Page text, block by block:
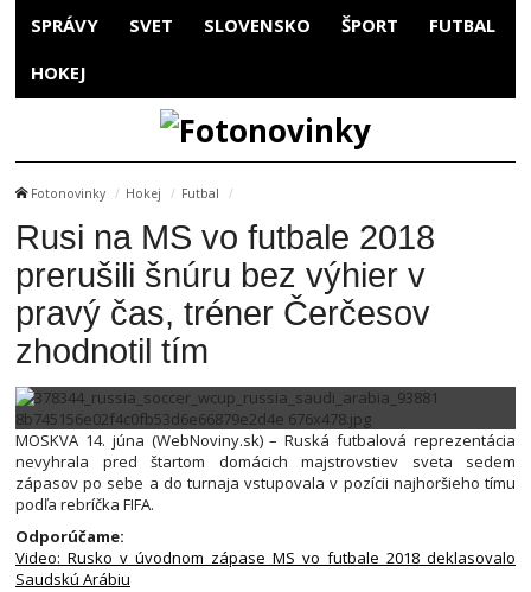
SPRÁVY SVET SLOVENSKO ŠPORT FUTBAL
HOKEJ
Fotonovinky Hokej Futbal
Rusi na MS vo futbale 2018
prerušili šnúru bez výhier v
pravý čas, tréner Čerčesov
zhodnotil tím
MOSKVA 14. júna (WebNoviny.sk) – Ruská futbalová reprezentácia
nevyhrala pred štartom domácich majstrovstiev sveta sedem
zápasov po sebe a do turnaja vstupovala v pozícii najhoršieho tímu
podľa rebríčka FIFA.
Odporúčame:
Video: Rusko v úvodnom zápase MS vo futbale 2018 deklasovalo
Saudskú Arábiu